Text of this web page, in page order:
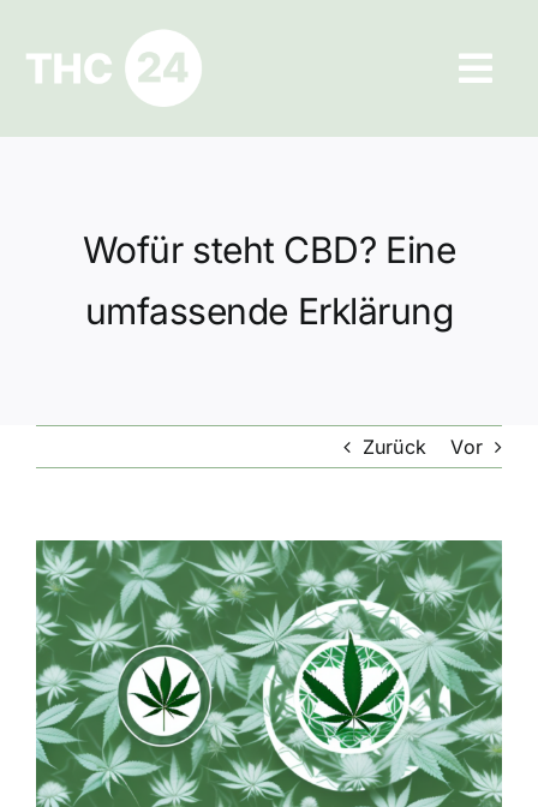
springen
Ratgeber
Datenschutz
Wofür steht CBD? Eine
umfassende Erklärung
Zurück Vor
Zeige
grösseres
Bild